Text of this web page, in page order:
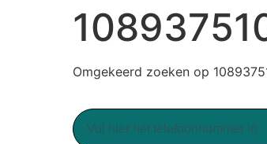
Omgekeerd zoeken op